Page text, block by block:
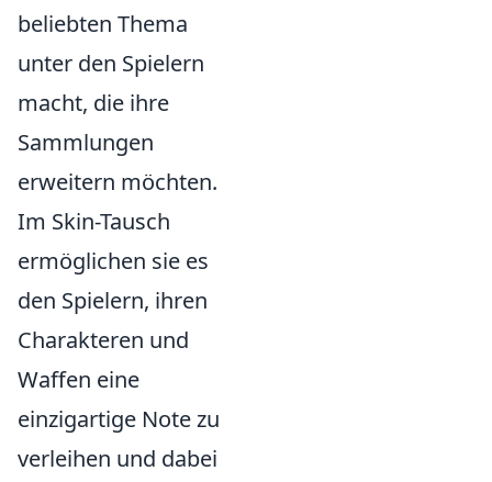
beliebten Thema
unter den Spielern
macht, die ihre
Sammlungen
erweitern möchten.
Im Skin-Tausch
ermöglichen sie es
den Spielern, ihren
Charakteren und
Waffen eine
einzigartige Note zu
verleihen und dabei